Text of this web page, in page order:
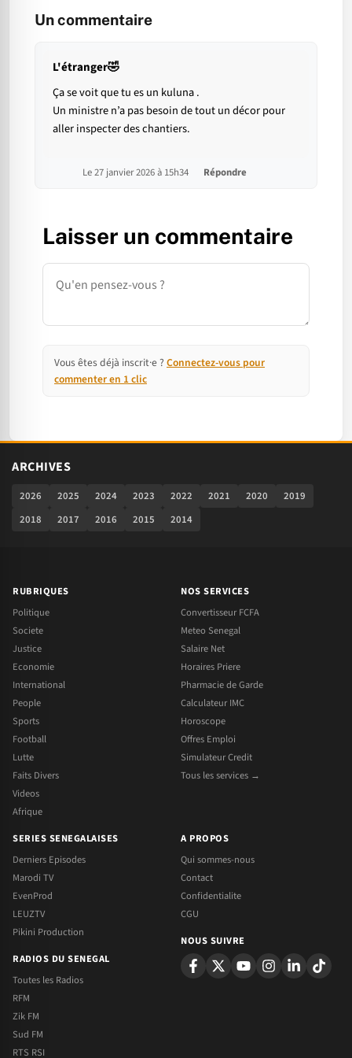
Un commentaire
L'étranger🤣
Ça se voit que tu es un kuluna .
Un ministre n’a pas besoin de tout un décor pour
aller inspecter des chantiers.
Le 27 janvier 2026 à 15h34 Répondre
Laisser un commentaire
Commentaire
Vous êtes déjà inscrit·e ? Connectez-vous pour
commenter en 1 clic
ARCHIVES
2026 2025 2024 2023 2022 2021 2020
2019
2018
2017 2016 2015 2014
RUBRIQUES
Politique
Societe
Justice
Economie
International
People
Sports
Football
Lutte
Faits Divers
Videos
Afrique
NOS SERVICES
Convertisseur FCFA
Meteo Senegal
Salaire Net
Horaires Priere
Pharmacie de Garde
Calculateur IMC
Horoscope
Offres Emploi
Simulateur Credit
Tous les services →
SERIES SENEGALAISES
Derniers Episodes
Marodi TV
EvenProd
LEUZTV
Pikini Production
RADIOS DU SENEGAL
Toutes les Radios
RFM
Zik FM
Sud FM
RTS RSI
A PROPOS
Qui sommes-nous
Contact
Confidentialite
CGU
NOUS SUIVRE